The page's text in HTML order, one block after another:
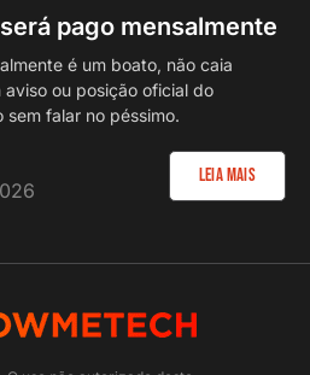
pago mensalmente
é um boato, não caia
aviso ou posição oficial do
falar no péssimo.
Leia Mais